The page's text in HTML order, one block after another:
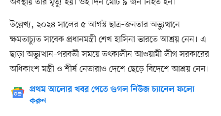
উল্লেখ্য, ২০২৪ সালের ৫ আগস্ট ছাত্র–জনতার অভ্যুত্থানে
ক্ষমতাচ্যুত সাবেক প্রধানমন্ত্রী শেখ হাসিনা ভারতে আশ্রয় নেন। এ
ছাড়া অভ্যুত্থান–পরবর্তী সময়ে তৎকালীন আওয়ামী লীগ সরকারের
অধিকাংশ মন্ত্রী ও শীর্ষ নেতারাও দেশে ছেড়ে বিদেশে আশ্রয় নেন।
প্রথম আলোর খবর পেতে গুগল নিউজ চ্যানেল ফলো
করুন